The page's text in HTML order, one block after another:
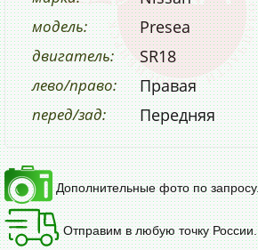
модель: Presea
двигатель: SR18
лево/право: Правая
перед/зад: Передняя
Дополнительные фото по запросу.
Отправим в любую точку России.